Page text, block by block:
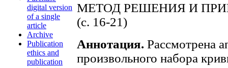
digital version
of a single
article
Archive
Publication
ethics and
publication
МЕТОД РЕШЕНИЯ И
(c. 16-21)
Аннотация. Рассмотрена
произвольного набора